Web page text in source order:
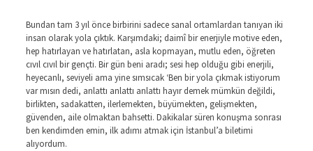
Bundan tam 3 yıl önce birbirini sadece sanal ortamlardan tanıyan iki
insan olarak yola çıktık. Karşımdaki; daimî bir enerjiyle motive eden,
hep hatırlayan ve hatırlatan, asla kopmayan, mutlu eden, öğreten
cıvıl cıvıl bir gençti. Bir gün beni aradı; sesi hep olduğu gibi enerjili,
heyecanlı, seviyeli ama yine sımsıcak ‘Ben bir yola çıkmak istiyorum
var mısın dedi, anlattı anlattı anlattı hayır demek mümkün değildi,
birlikten, sadakatten, ilerlemekten, büyümekten, gelişmekten,
güvenden, aile olmaktan bahsetti. Dakikalar süren konuşma sonrası
ben kendimden emin, ilk adımı atmak için İstanbul’a biletimi
alıyordum.